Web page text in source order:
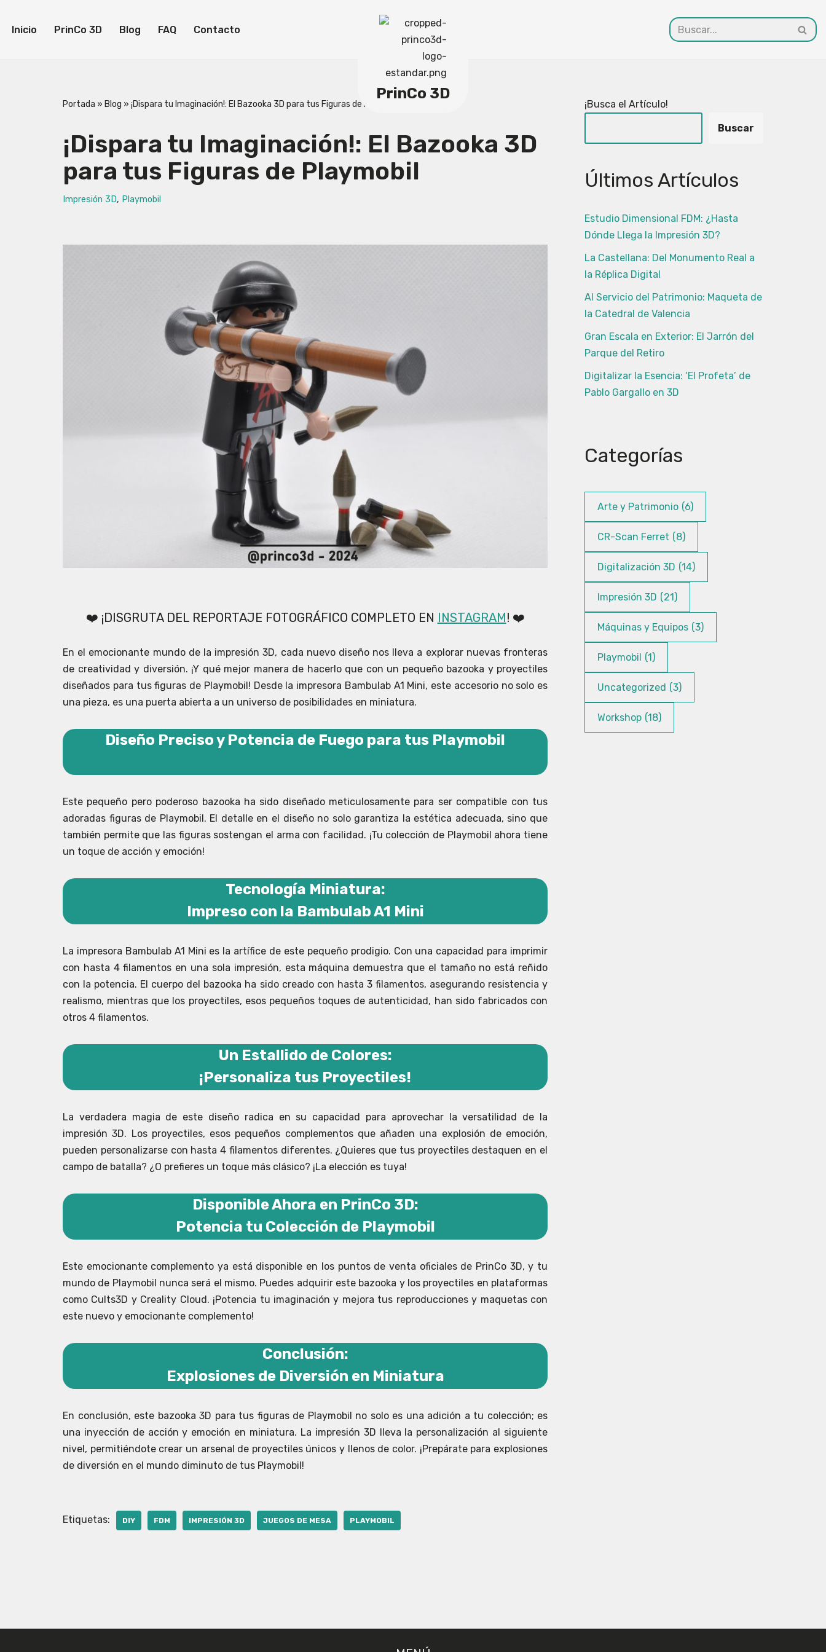
Saltar
Inicio PrinCo 3D Blog FAQ Contacto
PrinCo 3D
Portada » Blog » ¡Dispara tu Imaginación!: El Bazooka 3D para tus Figuras de Playmobil
¡Dispara tu Imaginación!: El Bazooka 3D
para tus Figuras de Playmobil
Impresión 3D, Playmobil
❤️ ¡DISGRUTA DEL REPORTAJE FOTOGRÁFICO COMPLETO EN INSTAGRAM! ❤️
En el emocionante mundo de la impresión 3D, cada nuevo diseño nos lleva a explorar nuevas fronteras
de creatividad y diversión. ¡Y qué mejor manera de hacerlo que con un pequeño bazooka y proyectiles
diseñados para tus figuras de Playmobil! Desde la impresora Bambulab A1 Mini, este accesorio no solo es
una pieza, es una puerta abierta a un universo de posibilidades en miniatura.
Diseño Preciso y Potencia de Fuego para tus Playmobil
Este pequeño pero poderoso bazooka ha sido diseñado meticulosamente para ser compatible con tus
adoradas figuras de Playmobil. El detalle en el diseño no solo garantiza la estética adecuada, sino que
también permite que las figuras sostengan el arma con facilidad. ¡Tu colección de Playmobil ahora tiene
un toque de acción y emoción!
Tecnología Miniatura:
Impreso con la Bambulab A1 Mini
La impresora Bambulab A1 Mini es la artífice de este pequeño prodigio. Con una capacidad para imprimir
con hasta 4 filamentos en una sola impresión, esta máquina demuestra que el tamaño no está reñido
con la potencia. El cuerpo del bazooka ha sido creado con hasta 3 filamentos, asegurando resistencia y
realismo, mientras que los proyectiles, esos pequeños toques de autenticidad, han sido fabricados con
otros 4 filamentos.
Un Estallido de Colores:
¡Personaliza tus Proyectiles!
La verdadera magia de este diseño radica en su capacidad para aprovechar la versatilidad de la
impresión 3D. Los proyectiles, esos pequeños complementos que añaden una explosión de emoción,
pueden personalizarse con hasta 4 filamentos diferentes. ¿Quieres que tus proyectiles destaquen en el
campo de batalla? ¿O prefieres un toque más clásico? ¡La elección es tuya!
Disponible Ahora en PrinCo 3D:
Potencia tu Colección de Playmobil
Este emocionante complemento ya está disponible en los puntos de venta oficiales de PrinCo 3D, y tu
mundo de Playmobil nunca será el mismo. Puedes adquirir este bazooka y los proyectiles en plataformas
como Cults3D y Creality Cloud. ¡Potencia tu imaginación y mejora tus reproducciones y maquetas con
este nuevo y emocionante complemento!
Conclusión:
Explosiones de Diversión en Miniatura
En conclusión, este bazooka 3D para tus figuras de Playmobil no solo es una adición a tu colección; es
una inyección de acción y emoción en miniatura. La impresión 3D lleva la personalización al siguiente
nivel, permitiéndote crear un arsenal de proyectiles únicos y llenos de color. ¡Prepárate para explosiones
de diversión en el mundo diminuto de tus Playmobil!
Etiquetas: DIY FDM IMPRESIÓN 3D JUEGOS DE MESA PLAYMOBIL
¡Busca el Artículo!
Buscar
Últimos Artículos
Estudio Dimensional FDM: ¿Hasta
Dónde Llega la Impresión 3D?
La Castellana: Del Monumento Real a
la Réplica Digital
Al Servicio del Patrimonio: Maqueta de
la Catedral de Valencia
Gran Escala en Exterior: El Jarrón del
Parque del Retiro
Digitalizar la Esencia: ‘El Profeta’ de
Pablo Gargallo en 3D
Categorías
Arte y Patrimonio (6)
CR-Scan Ferret (8)
Digitalización 3D (14)
Impresión 3D (21)
Máquinas y Equipos (3)
Playmobil (1)
Uncategorized (3)
Workshop (18)